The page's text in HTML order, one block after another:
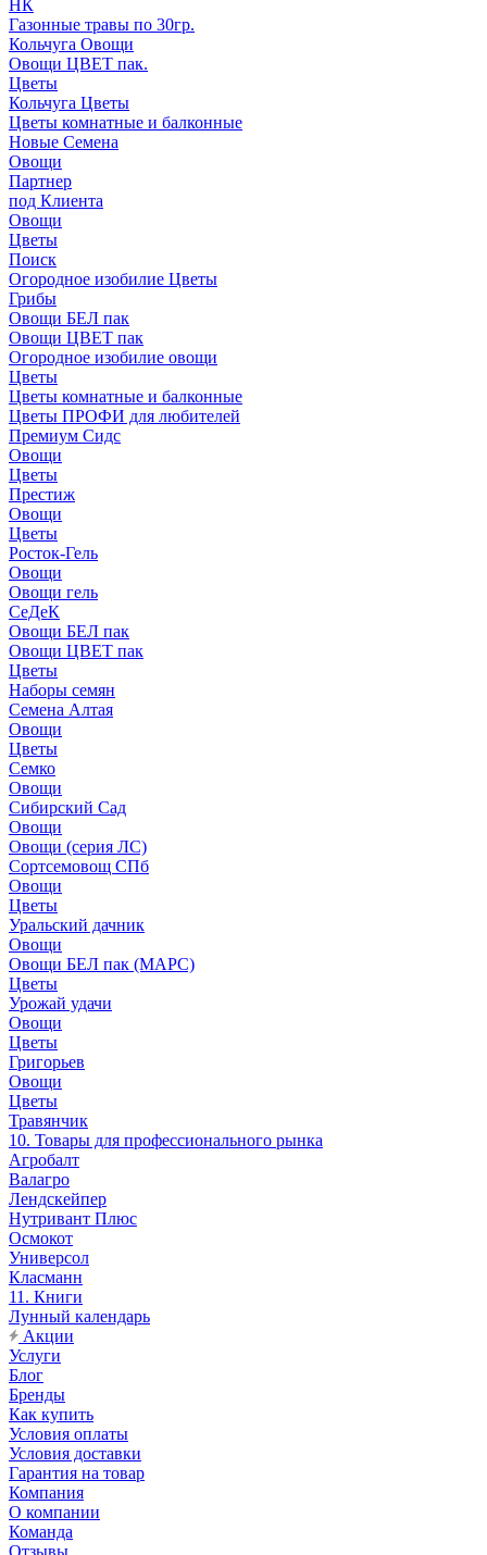
НК
Газонные травы по 30гр.
Кольчуга Овощи
Овощи ЦВЕТ пак.
Цветы
Кольчуга Цветы
Цветы комнатные и балконные
Новые Семена
Овощи
Партнер
под Клиента
Овощи
Цветы
Поиск
Огородное изобилие Цветы
Грибы
Овощи БЕЛ пак
Овощи ЦВЕТ пак
Огородное изобилие овощи
Цветы
Цветы комнатные и балконные
Цветы ПРОФИ для любителей
Премиум Сидс
Овощи
Цветы
Престиж
Овощи
Цветы
Росток-Гель
Овощи
Овощи гель
СеДеК
Овощи БЕЛ пак
Овощи ЦВЕТ пак
Цветы
Наборы семян
Семена Алтая
Овощи
Цветы
Семко
Овощи
Сибирский Сад
Овощи
Овощи (серия ЛС)
Сортсемовощ СПб
Овощи
Цветы
Уральский дачник
Овощи
Овощи БЕЛ пак (МАРС)
Цветы
Урожай удачи
Овощи
Цветы
Григорьев
Овощи
Цветы
Травянчик
10. Товары для профессионального рынка
Агробалт
Валагро
Лендскейпер
Нутривант Плюс
Осмокот
Универсол
Класманн
11. Книги
Лунный календарь
Акции
Услуги
Блог
Бренды
Как купить
Условия оплаты
Условия доставки
Гарантия на товар
Компания
О компании
Команда
Отзывы